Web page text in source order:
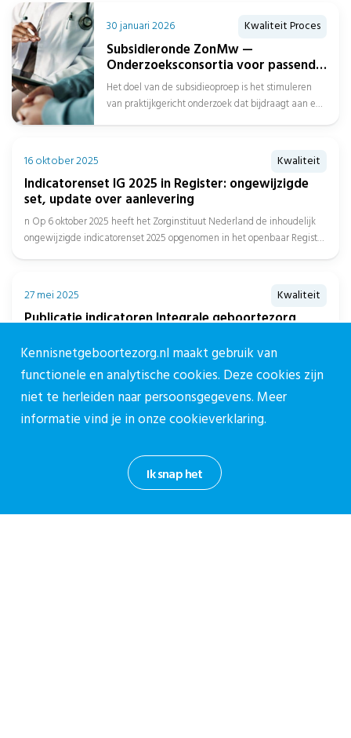
30 januari 2026 Kwaliteit Proces
Subsidieronde ZonMw —
Onderzoeksconsortia voor passend
zorgaanbod over de gehele
zorgketen
Het doel van de subsidieoproep is het stimuleren
van praktijkgericht onderzoek dat bijdraagt aan een
16 oktober 2025 Kwaliteit
Indicatorenset IG 2025 in Register: ongewijzigde
set, update over aanlevering
n Op 6 oktober 2025 heeft het Zorginstituut Nederland de inhoudelijk
ongewijzigde indicatorenset 2025 opgenomen in het openbaar Register
27 mei 2025 Kwaliteit
Publicatie indicatoren Integrale geboortezorg
Op vrijdag 9 mei 2025 heeft Zorginstituut Nederland de beschikbare
indicatoren Integrale geboortezorg over verslagjaar 2024 gepubliceerd,
met daarbij de...
Over ons
Ik snap het
Kennisnetgeboortezorg.nl maakt gebruik van
functionele en analytische cookies. Deze cookies zijn
niet te herleiden naar persoonsgegevens. Meer
informatie vind je in onzecookieverklaring.